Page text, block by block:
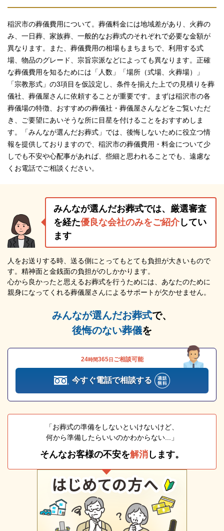
稲沢市の葬儀費用について。葬儀料金には地域差があり、火葬の
み、一日葬、家族葬、一般的なお葬式のそれぞれで必要な金額が
異なります。また、葬儀費用の相場もまちまちで、利用する式
場、物品のグレード、宗旨宗派などによっても異なります。正確
な葬儀費用を知るためには「人数」「場所（式場、火葬場）」
「宗教形式」の3項目を仮設定し、条件を揃えた上での見積りを葬
儀社、葬儀屋さんに依頼することが重要です。まずは稲沢市の各
葬儀場の特徴、おすすめの葬儀社・葬儀屋さんなどをご覧いただ
き、ご要望にあいそうな所に目星を付けることをおすすめしま
す。「みんなが選んだお葬式」では、後悔しないために役立つ情
報を提供しておりますので、稲沢市の葬儀費用・料金について少
しでも不安や心配事があれば、些細と思われることでも、遠慮な
くお電話でご相談ください。
みんなが選んだお葬式では、厳選審査
を経た優良な会社のみをご紹介してい
ます
人をお送りする時、送る側にとってもとても負担が大きいもので
す。精神面と金銭面の負担がのしかかります。
心から良かったと思えるお葬式を行うためには、あなたのために
親身になってくれる葬儀屋さんによるサポートが欠かせません。
みんなが選んだお葬式で、
後悔のない葬儀を
24時間365日 ご相談可能
今すぐ電話で相談する
「お葬式の準備をしないといけないけど、
何から準備したらいいのかわからない...」
そんなお客様の不安を解消 します。